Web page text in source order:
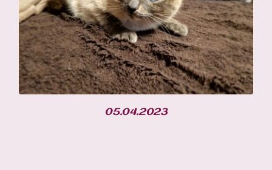
05.04.2023